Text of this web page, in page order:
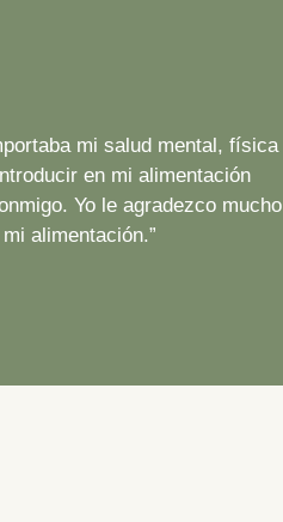
mi salud mental, física
en mi alimentación
Yo le agradezco mucho
alimentación.”